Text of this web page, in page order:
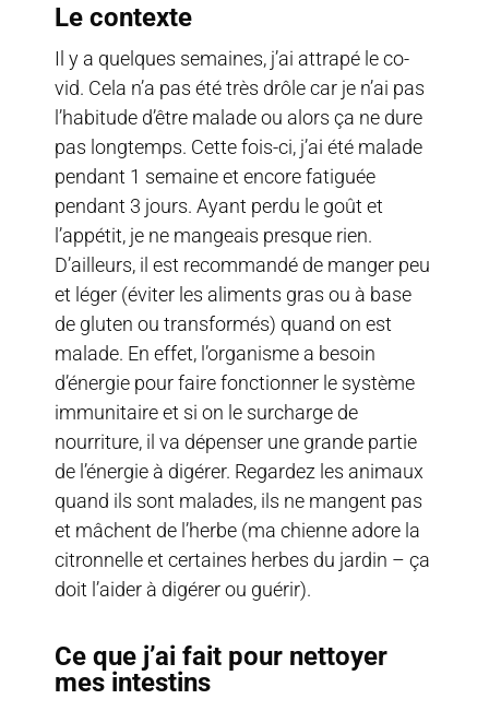
Le contexte
Il y a quelques semaines, j’ai attrapé le co-
vid. Cela n’a pas été très drôle car je n’ai pas
l’habitude d’être malade ou alors ça ne dure
pas longtemps. Cette fois-ci, j’ai été malade
pendant 1 semaine et encore fatiguée
pendant 3 jours. Ayant perdu le goût et
l’appétit, je ne mangeais presque rien.
D’ailleurs, il est recommandé de manger peu
et léger (éviter les aliments gras ou à base
de gluten ou transformés) quand on est
malade. En effet, l’organisme a besoin
d’énergie pour faire fonctionner le système
immunitaire et si on le surcharge de
nourriture, il va dépenser une grande partie
de l’énergie à digérer. Regardez les animaux
quand ils sont malades, ils ne mangent pas
et mâchent de l’herbe (ma chienne adore la
citronnelle et certaines herbes du jardin – ça
doit l’aider à digérer ou guérir).
Ce que j’ai fait pour nettoyer
mes intestins